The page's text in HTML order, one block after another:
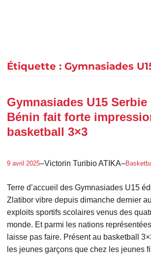
Étiquette : Gymnasiades
Gymnasiades U15 Serbie
Bénin fait forte
basketball 3×3
9 avril 2025–Victorin Turibio ATIKA–
Terre d’accueil des Gymnasiades U15
Zlatibor vibre depuis dimanche dernier
exploits sportifs scolaires venus des
monde. Et parmi les nations
laisse pas faire. Présent au basketball
les jeunes garçons que chez les jeunes